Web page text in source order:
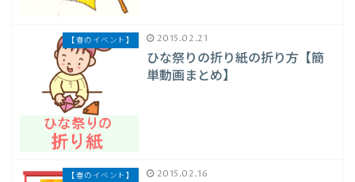
【春のイベント】 2015.02.21
ひな祭りの折り紙の折り方【簡
単動画まとめ】
【春のイベント】 2015.02.16